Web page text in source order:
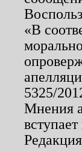
«В
5325/
Мнения